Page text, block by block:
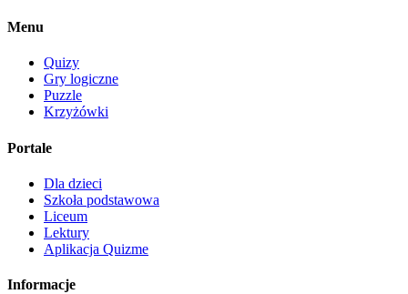
Menu
Quizy
Gry logiczne
Puzzle
Krzyżówki
Portale
Dla dzieci
Szkoła podstawowa
Liceum
Lektury
Aplikacja Quizme
Informacje